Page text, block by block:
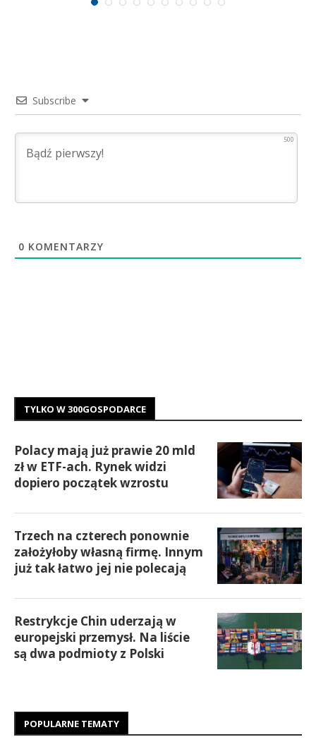
Subscribe
500
0 KOMENTARZY
TYLKO W 300GOSPODARCE
Polacy mają już prawie 20 mld
zł w ETF-ach. Rynek widzi
dopiero początek wzrostu
Trzech na czterech ponownie
założyłoby własną firmę. Innym
już tak łatwo jej nie polecają
Restrykcje Chin uderzają w
europejski przemysł. Na liście
są dwa podmioty z Polski
POPULARNE TEMATY